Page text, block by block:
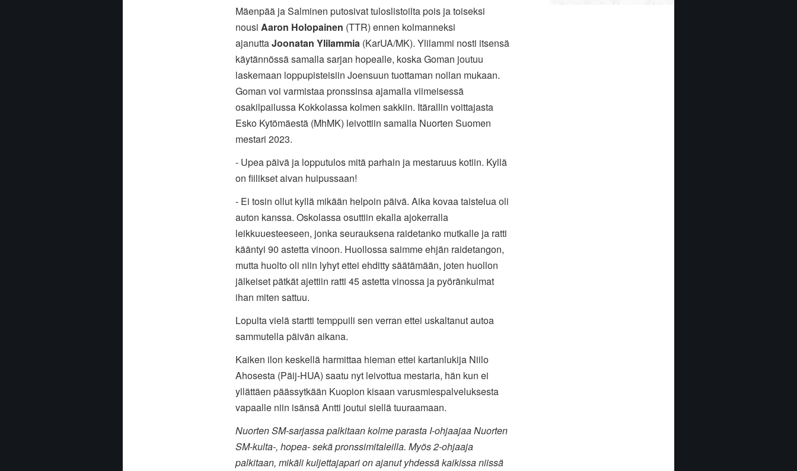
Mäenpää ja Salminen putosivat tuloslistoilta pois ja toiseksi
nousi Aaron Holopainen (TTR) ennen kolmanneksi
ajanuttaJoonatan Ylilammia (KarUA/MK). Ylilammi nosti itsensä
käytännössä samalla sarjan hopealle, koska Goman joutuu
laskemaan loppupisteisiin Joensuun tuottaman nollan mukaan.
Goman voi varmistaa pronssinsa ajamalla viimeisessä
osakilpailussa Kokkolassa kolmen sakkiin. Itärallin voittajasta
Esko Kytömäestä (MhMK) leivottiin samalla Nuorten Suomen
mestari 2023.
- Upea päivä ja lopputulos mitä parhain ja mestaruus kotiin. Kyllä
on fiilikset aivan huipussaan!
- Ei tosin ollut kyllä mikään helpoin päivä. Aika kovaa taistelua oli
auton kanssa. Oskolassa osuttiin ekalla ajokerralla
leikkuuesteeseen, jonka seurauksena raidetanko mutkalle ja ratti
kääntyi 90 astetta vinoon. Huollossa saimme ehjän raidetangon,
mutta huolto oli niin lyhyt ettei ehditty säätämään, joten huollon
jälkeiset pätkät ajettiin ratti 45 astetta vinossa ja pyöränkulmat
ihan miten sattuu.
Lopulta vielä startti temppuili sen verran ettei uskaltanut autoa
sammutella päivän aikana.
Kaiken ilon keskellä harmittaa hieman ettei kartanlukija Niilo
Ahosesta (Päij-HUA) saatu nyt leivottua mestaria, hän kun ei
yllättäen päässytkään Kuopion kisaan varusmiespalveluksesta
vapaalle niin isänsä Antti joutui siellä tuuraamaan.
Nuorten SM-sarjassa palkitaan kolme parasta I-ohjaajaa Nuorten
SM-kulta-, hopea- sekä pronssimitaleilla. Myös 2-ohjaaja
palkitaan, mikäli kuljettajapari on ajanut yhdessä kaikissa niissä